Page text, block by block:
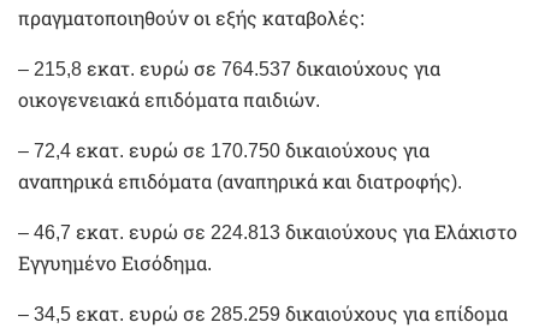
πραγματοποιηθούν οι εξής καταβολές:
– 215,8 εκατ. ευρώ σε 764.537 δικαιούχους για
οικογενειακά επιδόματα παιδιών.
– 72,4 εκατ. ευρώ σε 170.750 δικαιούχους για
αναπηρικά επιδόματα (αναπηρικά και διατροφής).
– 46,7 εκατ. ευρώ σε 224.813 δικαιούχους για Ελάχιστο
Εγγυημένο Εισόδημα.
– 34,5 εκατ. ευρώ σε 285.259 δικαιούχους για επίδομα